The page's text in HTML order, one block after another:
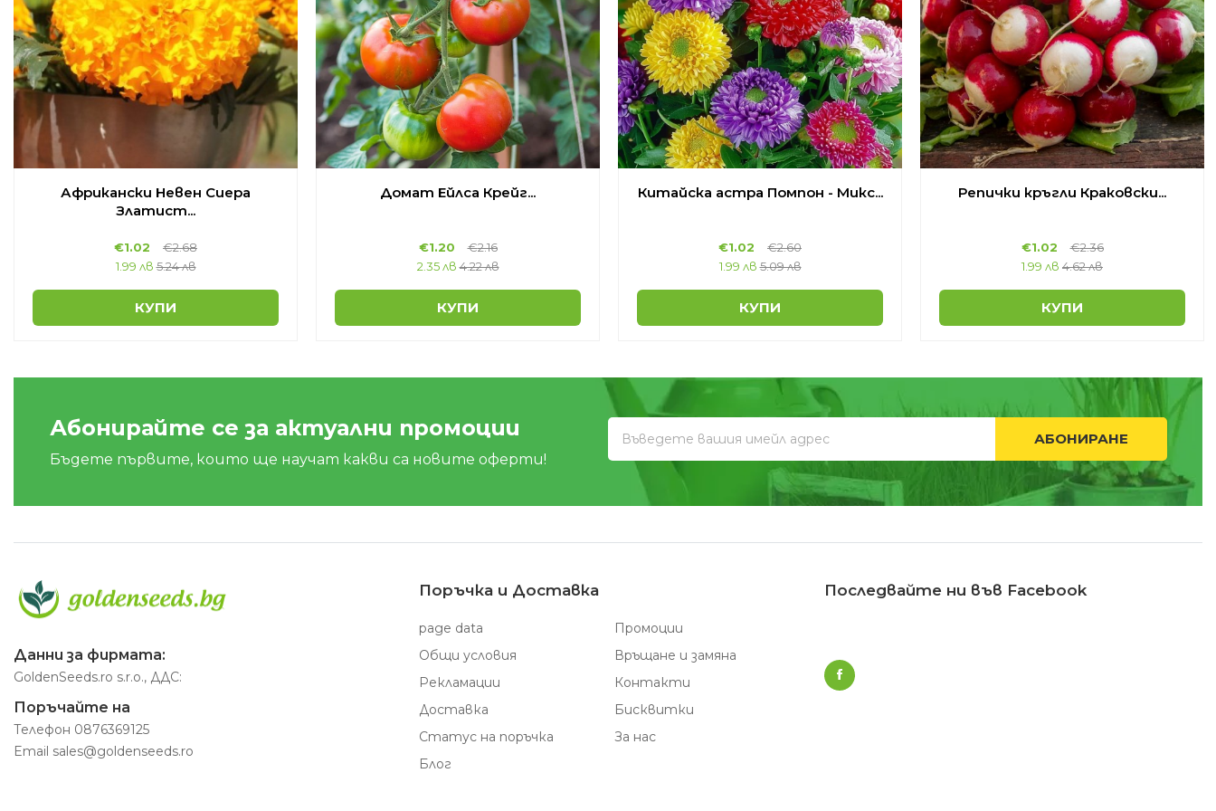
Африкански Невен Сиера
Златист...
€1.02 €2.68
1.99 лв 5.24 лв
КУПИ
Домат Ейлса Крейг...
€1.20 €2.16
2.35 лв 4.22 лв
КУПИ
Китайска астра Помпон - Микс...
€1.02 €2.60
1.99 лв 5.09 лв
КУПИ
Репички кръгли Краковски...
€1.02 €2.36
1.99 лв 4.62 лв
КУПИ
Абонирайте се за актуални промоции
Бъдете първите, които ще научат какви са новите оферти!
АБОНИРАНЕ
Данни за фирмата:
GoldenSeeds.ro s.r.o., ДДС:
Поръчайте на
Телефон 0876369125
Email sales@goldenseeds.ro
Поръчка и Доставка
page data
Промоции
Общи условия
Връщане и замяна
Рекламации
Контакти
Доставка
Бисквитки
Статус на поръчка
За нас
Блог
Последвайте ни във Facebook